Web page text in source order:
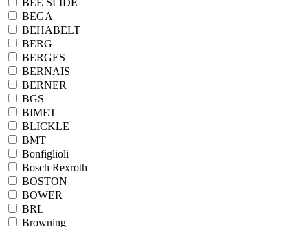
BEE SLIDE
BEGA
BEHABELT
BERG
BERGES
BERNAIS
BERNER
BGS
BIMET
BLICKLE
BMT
Bonfiglioli
Bosch Rexroth
BOSTON
BOWER
BRL
Browning